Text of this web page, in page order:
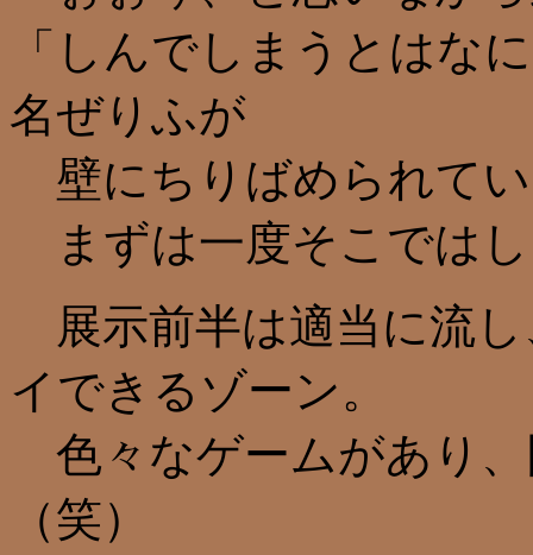
「しんでしまうとはな
名ぜりふが
壁にちりばめられて
まずは一度そこでは
展示前半は適当に流
イできるゾーン。
色々なゲームがあり
（笑）